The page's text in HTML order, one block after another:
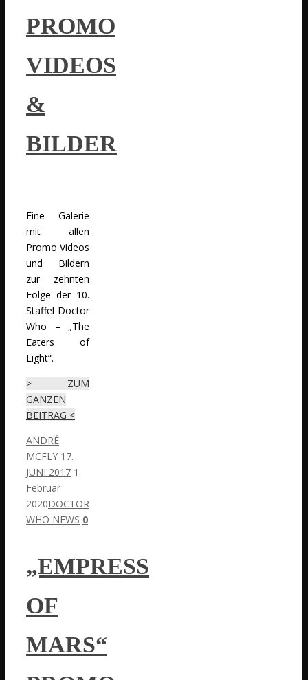
PROMO
VIDEOS
&
BILDER
Eine Galerie
mit allen
Promo Videos
und Bildern
zur zehnten
Folge der 10.
Staffel Doctor
Who – „The
Eaters of
Light“.
> ZUM
GANZEN
BEITRAG <
ANDRÉ
MCFLY 17.
JUNI 2017 1.
Februar
2020DOCTOR
WHO NEWS 0
„EMPRESS
OF
MARS“